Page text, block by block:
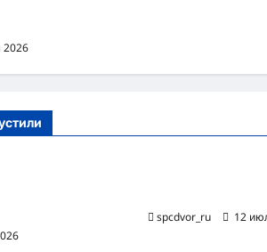
2026
spcdvor_ru
12